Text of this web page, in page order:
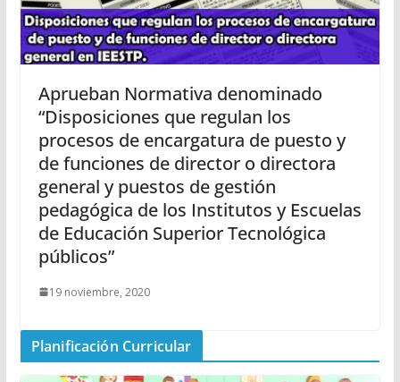
Aprueban Normativa denominado
“Disposiciones que regulan los
procesos de encargatura de puesto y
de funciones de director o directora
general y puestos de gestión
pedagógica de los Institutos y Escuelas
de Educación Superior Tecnológica
públicos”
19 noviembre, 2020
Planificación Curricular